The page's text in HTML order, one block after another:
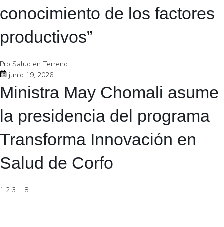
conocimiento de los factores
productivos”
Pro Salud en Terreno
junio 19, 2026
Ministra May Chomali asume
la presidencia del programa
Transforma Innovación en
Salud de Corfo
1 2 3 … 8